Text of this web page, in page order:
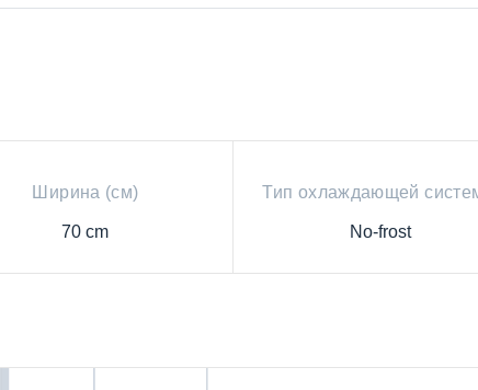
Ширина (см)
70 cm
Тип охлаждающей
No-frost